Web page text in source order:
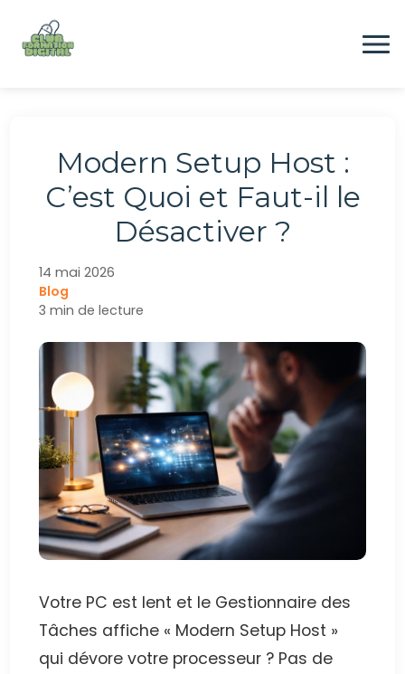
contenu
Modern Setup Host :
C’est Quoi et Faut-il le
Désactiver ?
14 mai 2026
Blog
3 min de lecture
Votre PC est lent et le Gestionnaire des
Tâches affiche « Modern Setup Host »
qui dévore votre processeur ? Pas de